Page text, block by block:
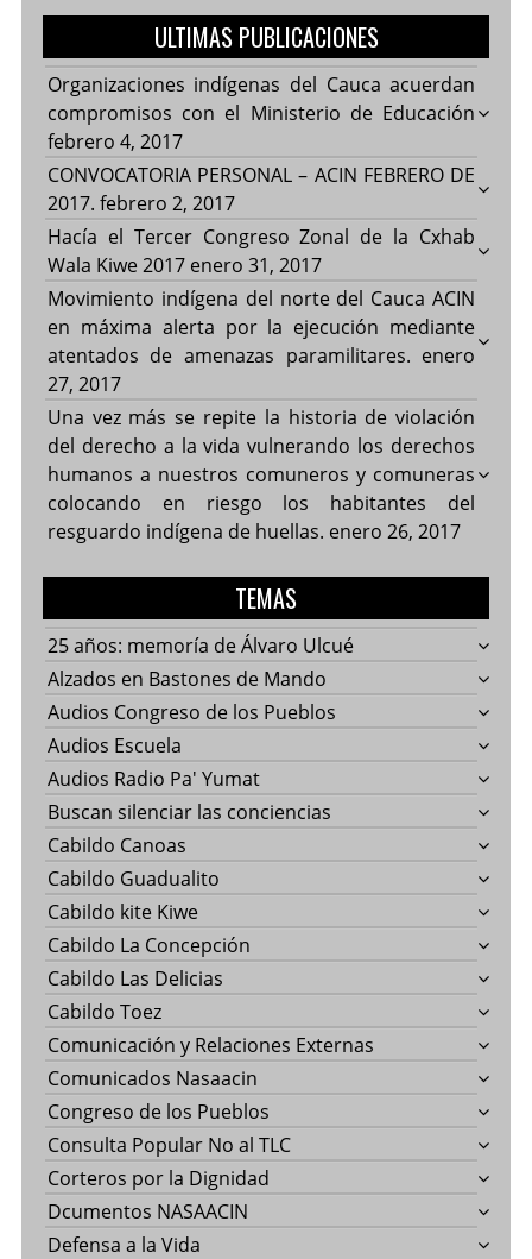
ULTIMAS PUBLICACIONES
Organizaciones indígenas del Cauca acuerdan
compromisos con el Ministerio de Educación
febrero 4, 2017
CONVOCATORIA PERSONAL – ACIN FEBRERO DE
2017. febrero 2, 2017
Hacía el Tercer Congreso Zonal de la Cxhab
Wala Kiwe 2017 enero 31, 2017
Movimiento indígena del norte del Cauca ACIN
en máxima alerta por la ejecución mediante
atentados de amenazas paramilitares. enero
27, 2017
Una vez más se repite la historia de violación
del derecho a la vida vulnerando los derechos
humanos a nuestros comuneros y comuneras
colocando en riesgo los habitantes del
resguardo indígena de huellas. enero 26, 2017
TEMAS
25 años: memoría de Álvaro Ulcué
Alzados en Bastones de Mando
Audios Congreso de los Pueblos
Audios Escuela
Audios Radio Pa' Yumat
Buscan silenciar las conciencias
Cabildo Canoas
Cabildo Guadualito
Cabildo kite Kiwe
Cabildo La Concepción
Cabildo Las Delicias
Cabildo Toez
Comunicación y Relaciones Externas
Comunicados Nasaacin
Congreso de los Pueblos
Consulta Popular No al TLC
Corteros por la Dignidad
Dcumentos NASAACIN
Defensa a la Vida